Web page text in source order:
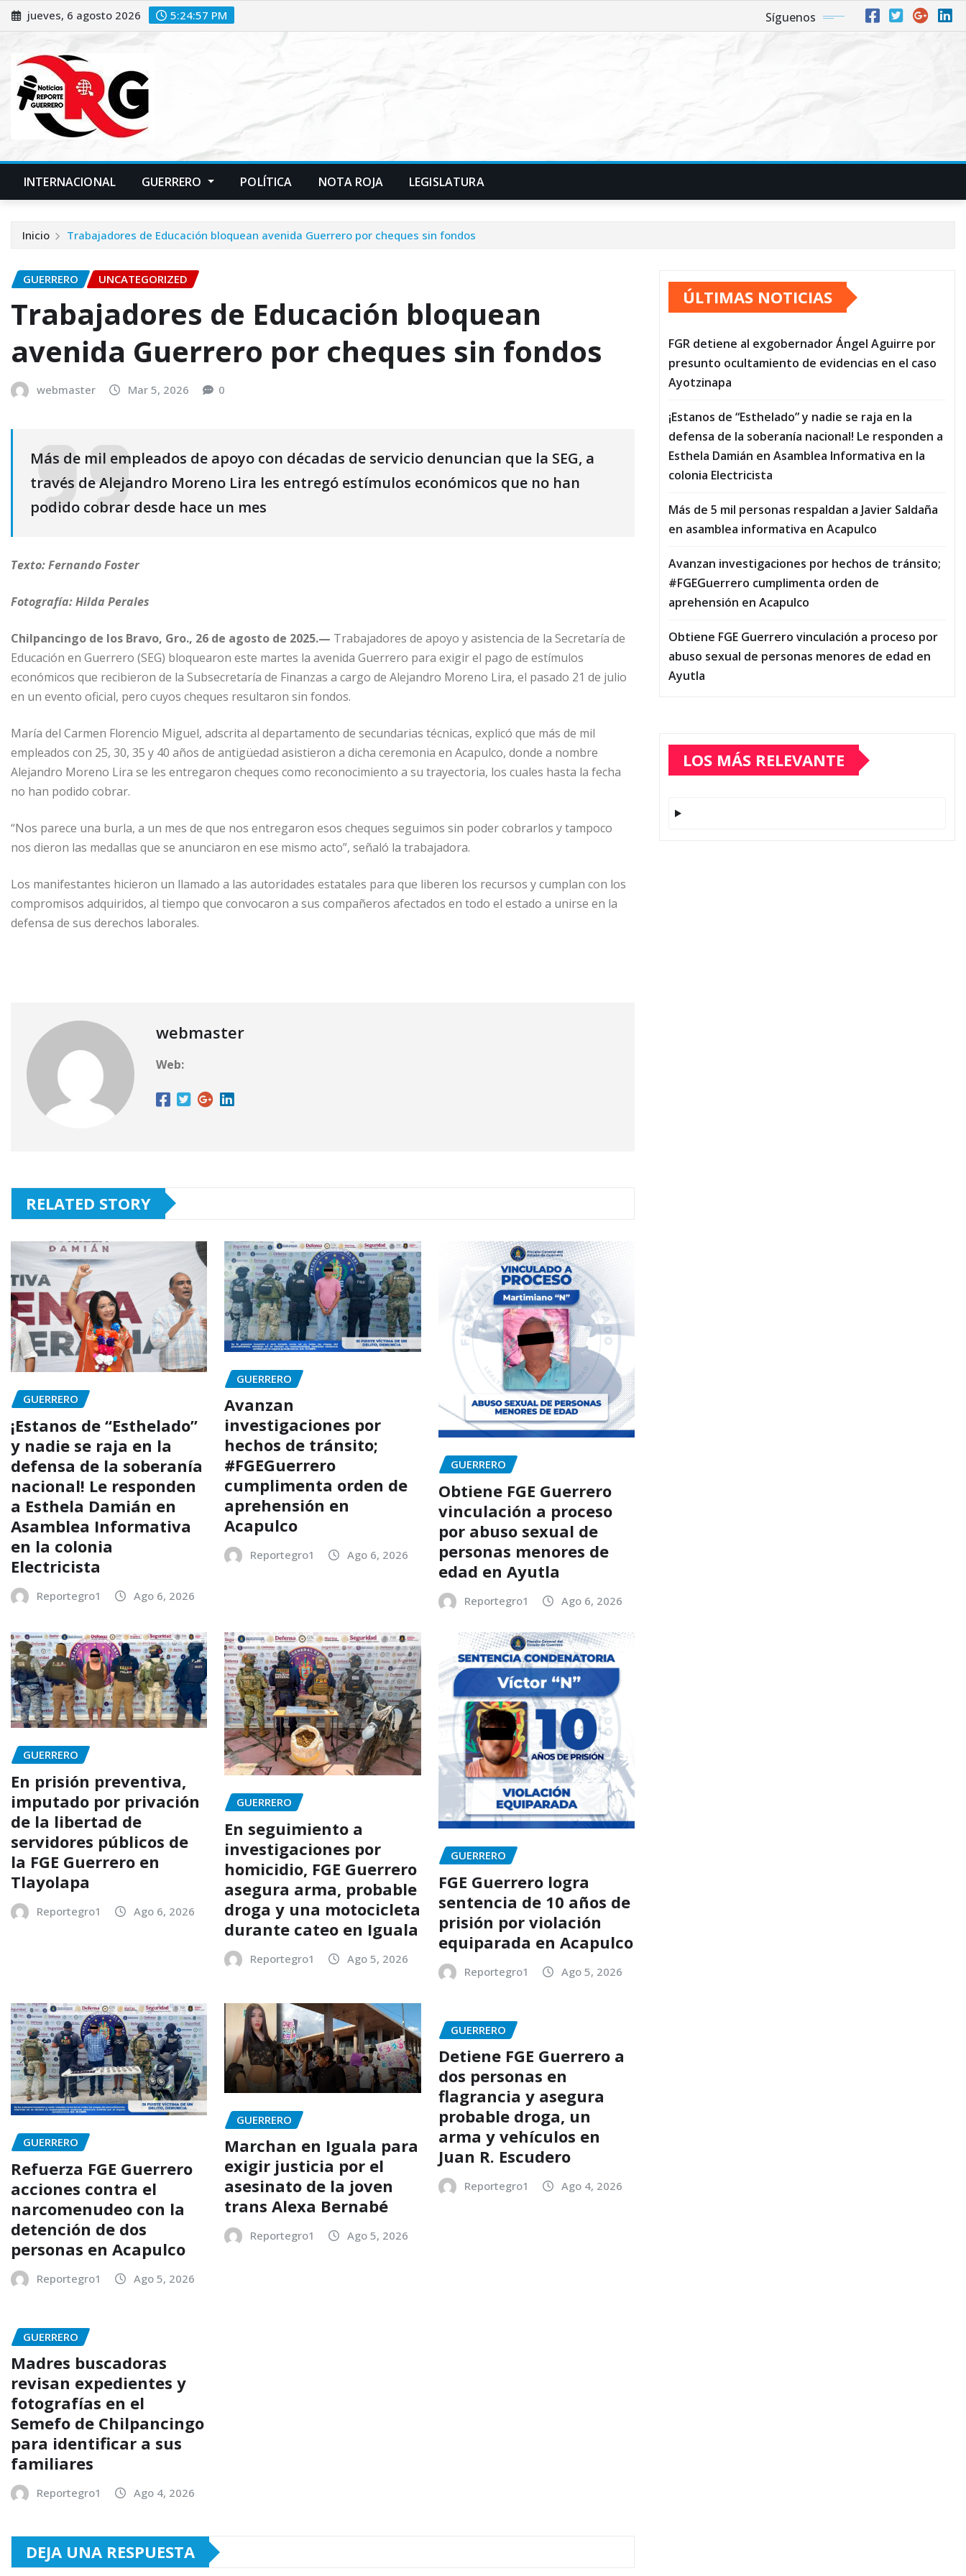
Saltar
al
jueves, 6 agosto 2026 5:24:58 PM Síguenos
INTERNACIONAL GUERRERO POLÍTICA NOTA ROJA LEGISLATURA
Inicio Trabajadores de Educación bloquean avenida Guerrero por cheques sin fondos
GUERRERO UNCATEGORIZED
Trabajadores de Educación bloquean
avenida Guerrero por cheques sin fondos
webmaster Mar 5, 2026 0
Más de mil empleados de apoyo con décadas de servicio denuncian que la SEG, a
través de Alejandro Moreno Lira les entregó estímulos económicos que no han
podido cobrar desde hace un mes
Texto: Fernando Foster
Fotografía: Hilda Perales
Chilpancingo de los Bravo, Gro., 26 de agosto de 2025.— Trabajadores de apoyo y asistencia de la Secretaría de
Educación en Guerrero (SEG) bloquearon este martes la avenida Guerrero para exigir el pago de estímulos
económicos que recibieron de la Subsecretaría de Finanzas a cargo de Alejandro Moreno Lira, el pasado 21 de julio
en un evento oficial, pero cuyos cheques resultaron sin fondos.
María del Carmen Florencio Miguel, adscrita al departamento de secundarias técnicas, explicó que más de mil
empleados con 25, 30, 35 y 40 años de antigüedad asistieron a dicha ceremonia en Acapulco, donde a nombre
Alejandro Moreno Lira se les entregaron cheques como reconocimiento a su trayectoria, los cuales hasta la fecha
no han podido cobrar.
“Nos parece una burla, a un mes de que nos entregaron esos cheques seguimos sin poder cobrarlos y tampoco
nos dieron las medallas que se anunciaron en ese mismo acto”, señaló la trabajadora.
Los manifestantes hicieron un llamado a las autoridades estatales para que liberen los recursos y cumplan con los
compromisos adquiridos, al tiempo que convocaron a sus compañeros afectados en todo el estado a unirse en la
defensa de sus derechos laborales.
webmaster
Web:
RELATED STORY
GUERRERO
¡Estanos de “Esthelado”
y nadie se raja en la
defensa de la soberanía
nacional! Le responden
a Esthela Damián en
Asamblea Informativa
en la colonia
Electricista
Reportegro1 Ago 6, 2026
GUERRERO
Avanzan
investigaciones por
hechos de tránsito;
#FGEGuerrero
cumplimenta orden de
aprehensión en
Acapulco
Reportegro1 Ago 6, 2026
GUERRERO
Obtiene FGE Guerrero
vinculación a proceso
por abuso sexual de
personas menores de
edad en Ayutla
Reportegro1 Ago 6, 2026
GUERRERO
En prisión preventiva,
imputado por privación
de la libertad de
servidores públicos de
la FGE Guerrero en
Tlayolapa
Reportegro1 Ago 6, 2026
GUERRERO
En seguimiento a
investigaciones por
homicidio, FGE Guerrero
asegura arma, probable
droga y una motocicleta
durante cateo en Iguala
Reportegro1 Ago 5, 2026
GUERRERO
FGE Guerrero logra
sentencia de 10 años de
prisión por violación
equiparada en Acapulco
Reportegro1 Ago 5, 2026
GUERRERO
Refuerza FGE Guerrero
acciones contra el
narcomenudeo con la
detención de dos
personas en Acapulco
Reportegro1 Ago 5, 2026
GUERRERO
Marchan en Iguala para
exigir justicia por el
asesinato de la joven
trans Alexa Bernabé
Reportegro1 Ago 5, 2026
GUERRERO
Detiene FGE Guerrero a
dos personas en
flagrancia y asegura
probable droga, un
arma y vehículos en
Juan R. Escudero
Reportegro1 Ago 4, 2026
GUERRERO
Madres buscadoras
revisan expedientes y
fotografías en el
Semefo de Chilpancingo
para identificar a sus
familiares
Reportegro1 Ago 4, 2026
DEJA UNA RESPUESTA
ÚLTIMAS NOTICIAS
FGR detiene al exgobernador Ángel Aguirre por
presunto ocultamiento de evidencias en el caso
Ayotzinapa
¡Estanos de “Esthelado” y nadie se raja en la
defensa de la soberanía nacional! Le responden a
Esthela Damián en Asamblea Informativa en la
colonia Electricista
Más de 5 mil personas respaldan a Javier Saldaña
en asamblea informativa en Acapulco
Avanzan investigaciones por hechos de tránsito;
#FGEGuerrero cumplimenta orden de
aprehensión en Acapulco
Obtiene FGE Guerrero vinculación a proceso por
abuso sexual de personas menores de edad en
Ayutla
LOS MÁS RELEVANTE